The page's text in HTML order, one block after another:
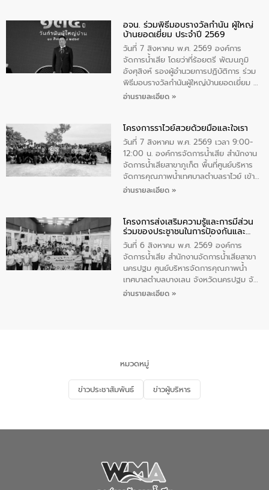
ทิพย์คำ รองผู้ว่าราชการจังหวัดมุกดาหาร
เป็นประธานในพิธี ณ เรือนจําชั่วคราวนาโสก
ตําบลนาโสก อําเภอเมืองมุกดาหาร จังหวัด
มุกดาหาร โดยในกิจกรรมได้ร่วมปลูกป่า และ
ทําความสะอาดภายในบริเวณ จัดกิจกรรม
เพื่อถวายเป็นพระราชกุศล สมเด็จพระนาง
เจ้าสิริกิติ์พระบรมราชินีนาถ พระบรมราช
อจน. ร่วมพิธีมอบรางวัลกำนัน ผู้ใหญ่
บ้านยอดเยี่ยม ประจำปี 2569
วันที่ 7 สิงหาคม พ.ศ. 2569 องค์การ
จัดการน้ำเสีย โดยว่าที่ร้อยตรี พัฒนภูมิ
อังศุสิงห์ รองผู้อำนวยการปฏิบัติการ ร่วม
พิธีมอบรางวัลกำนันผู้ใหญ่บ้านยอดเยี่ยม ณ
ทำเนียบรัฐบาล โดยมีนายอนุทิน ชาญวีรกูล
ทองคำและประกาศเกียรติคุณให้แก่ กำนัน
ผู้ใหญ่บ้านยอดเยี่ยม พร้อมกล่าวชื่นชม ให้
โอวาท และมอบนโยบาย
อ่านรายละเอียด »
โครงการราไวย์สวยด้วยมือและใจเรา
วันที่ 7 สิงหาคม พ.ศ. 2569 เวลา 9:00-
12:00 น. องค์การจัดการน้ำเสีย สำนักงาน
จัดการน้ำเสียสาขาภูเก็ต พื้นที่ศูนย์บริหาร
จัดการคุณภาพน้ำเทศบาลตำบลราไวย์ เข้า
ร่วมโครงการราไวย์สวยด้วยมือและใจเรา
ประชาชน ตัวแทนจากโรงแรมต่างๆ ในเขต
เทศบาลตำบลราไวย์ ศูนย์บริหารจัดการ
คุณภาพน้ำเทศบาลตำบลราไวย์ นำโดยนาย
น้อย แก้วเศษ ผู้จัดการสำนักงานจัดการน้ำ
เสียสาขาภูเก็ต พร้อมด้วยเจ้าหน้าที่ จำนวน
5 คน ร่วมทำกิจกรรม ทำความสะอาด
ชายหาดและแหล่งท่องเที่ยว ณ บริเวณ
อ่านรายละเอียด »
โครงการส่งเสริมความรู้และการมีส่วน
ร่วมของประชาชนในการป้องกันและ
แก้ไขปัญหาน้ำเสียอย่างยั่งยืน
วันที่ 6 สิงหาคม พ.ศ. 2569 องค์การ
จัดการน้ำเสีย สำนักงานจัดการน้ำเสียสาขา
นครปฐม ศูนย์บริหารจัดการคุณภาพน้ำ
เทศบาลตำบลบางเลน จังหวัดนครปฐม จัด
กิจกรรมภายใต้โครงการส่งเสริมความรู้และ
จัดการน้ำเสียและสร้างจิตสำนึกในการ
อนุรักษ์สิ่งแวดล้อม ในหัวข้อ “น้ำเสียชุมชน
และการบำบัดน้ำเสียเบื้องต้น” โดยให้ความรู้
เกี่ยวกับสาเหตุและผลกระทบของน้ำเสีย
ณ เทศบาลตำบลบางเลน จังหวัดนครปฐม
อ่านรายละเอียด »
หมวดหมู่
ข่าวประชาสัมพันธ์ ข่าวผู้บริหาร